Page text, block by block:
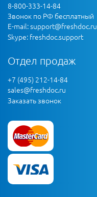
8-800-333-14-84
Звонок по РФ бесплатный
E-mail:support@freshdoc.ru
Skype: freshdoc.support
Отдел продаж
+7 (495) 212-14-84
sales@freshdoc.ru
Заказать звонок